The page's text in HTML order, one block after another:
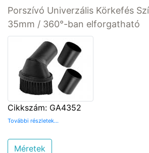
Porszívó Univerzális Körkefés
35mm / 360°-ban elforgatható
Cikkszám: GA4352
További részletek...
Méretek